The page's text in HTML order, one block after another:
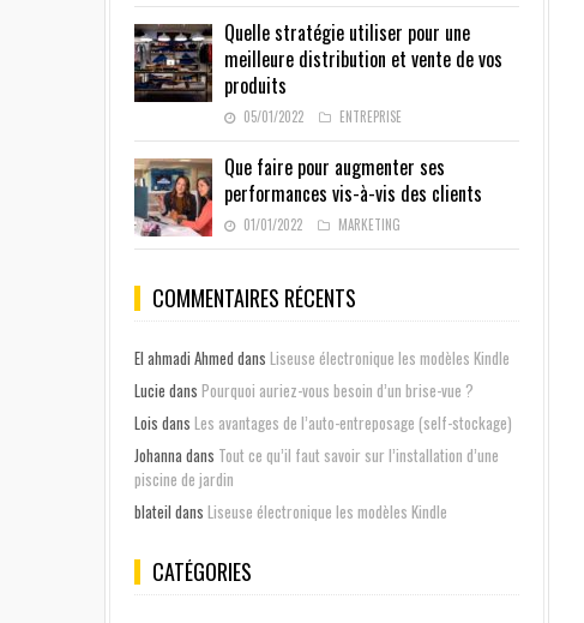
Quelle stratégie utiliser pour une
meilleure distribution et vente de vos
produits
05/01/2022 ENTREPRISE
Que faire pour augmenter ses
performances vis-à-vis des clients
01/01/2022 MARKETING
COMMENTAIRES RÉCENTS
El ahmadi Ahmed dans Liseuse électronique les modèles Kindle
Lucie dans Pourquoi auriez-vous besoin d’un brise-vue ?
Lois dans Les avantages de l’auto-entreposage (self-stockage)
Johannadans Tout ce qu’il faut savoir sur l’installation d’une
piscine de jardin
blateil dans Liseuse électronique les modèles Kindle
CATÉGORIES